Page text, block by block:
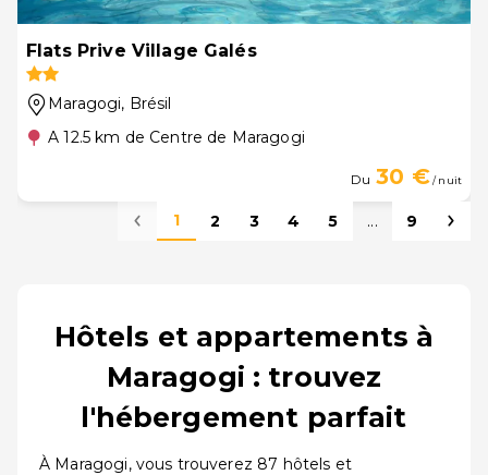
Flats Prive Village Galés
Maragogi, Brésil
A 12.5 km de Centre de Maragogi
Du 30 €/ nuit
1 2 3 4 5 ... 9
Hôtels et appartements à
Maragogi : trouvez
l'hébergement parfait
À Maragogi, vous trouverez 87 hôtels et